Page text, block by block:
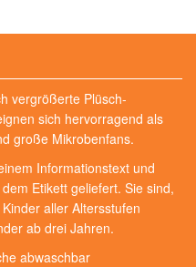
vergrößerte Plüsch-
sich hervorragend als
große Mikrobenfans.
Informationstext und
Etikett geliefert. Sie sind,
aller Altersstufen
ab drei Jahren.
abwaschbar